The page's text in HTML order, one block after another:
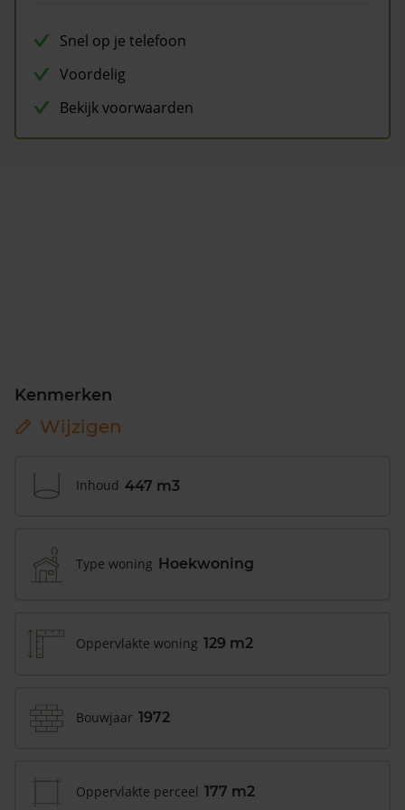
Snel op je telefoon
Voordelig
Bekijk voorwaarden
Kenmerken
Wijzigen
Inhoud 447 m3
Type woning Hoekwoning
Oppervlakte woning 129 m2
Bouwjaar 1972
Oppervlakte perceel 177 m2